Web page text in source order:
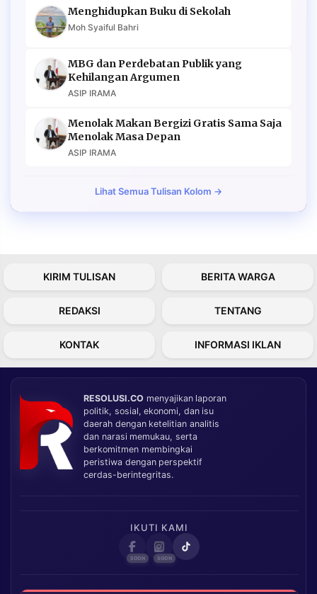
Menghidupkan Buku di Sekolah
Moh Syaiful Bahri
MBG dan Perdebatan Publik yang
Kehilangan Argumen
ASIP IRAMA
Menolak Makan Bergizi Gratis Sama Saja
Menolak Masa Depan
ASIP IRAMA
Lihat Semua Tulisan Kolom →
KIRIM TULISAN BERITA WARGA
REDAKSI TENTANG
KONTAK INFORMASI IKLAN
RESOLUSI.CO menyajikan laporan
politik, sosial, ekonomi, dan isu
daerah dengan ketelitian analitis
dan narasi memukau, serta
berkomitmen membingkai
peristiwa dengan perspektif
cerdas-berintegritas.
IKUTI KAMI